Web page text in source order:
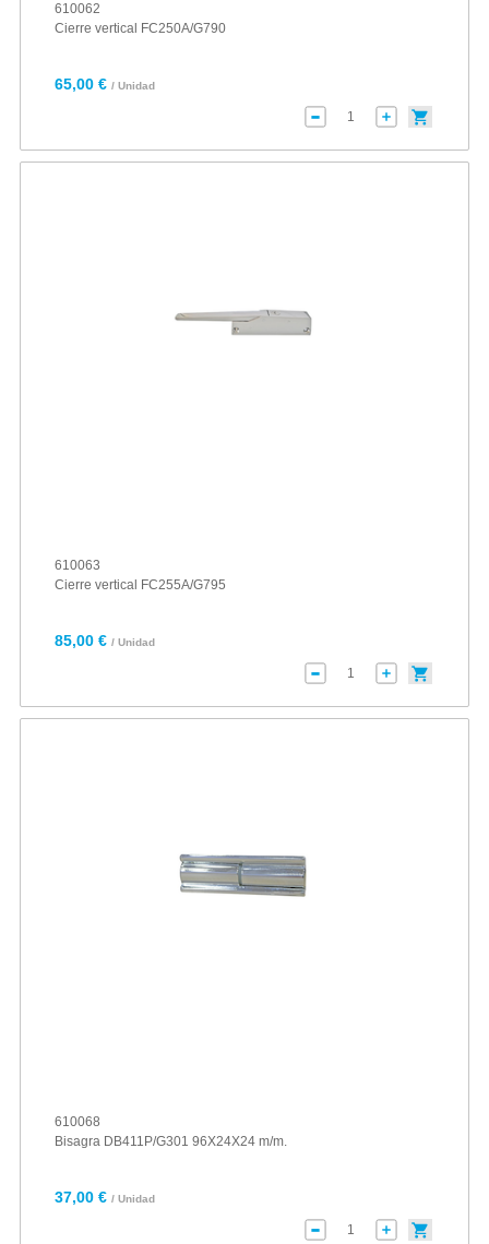
610062
Cierre vertical FC250A/G790
65,00 € / Unidad
610063
Cierre vertical FC255A/G795
85,00 € / Unidad
610068
Bisagra DB411P/G301 96X24X24 m/m.
37,00 € / Unidad